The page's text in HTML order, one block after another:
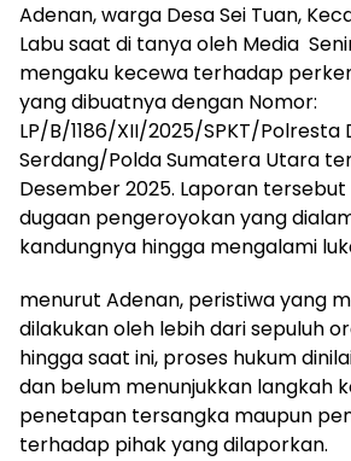
Adenan, warga Desa Sei Tuan,
Labu saat di tanya oleh Media
mengaku kecewa terhadap
yang dibuatnya dengan Nomor:
LP/B/1186/XII/2025/SPKT/Polresta
Serdang/Polda Sumatera Utara
Desember 2025. Laporan
dugaan pengeroyokan yang
kandungnya hingga mengalami
menurut Adenan, peristiwa yang
dilakukan oleh lebih dari sepuluh
hingga saat ini, proses hukum
dan belum menunjukkan langkah
penetapan tersangka maupun
terhadap pihak yang dilaporkan.